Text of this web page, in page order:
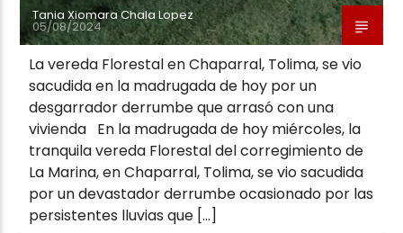
Tania Xiomara Chala Lopez
05/08/2024
La vereda Florestal en Chaparral, Tolima, se vio
sacudida en la madrugada de hoy por un
desgarrador derrumbe que arrasó con una
vivienda En la madrugada de hoy miércoles, la
tranquila vereda Florestal del corregimiento de
La Marina, en Chaparral, Tolima, se vio sacudida
por un devastador derrumbe ocasionado por las
persistentes lluvias que […]